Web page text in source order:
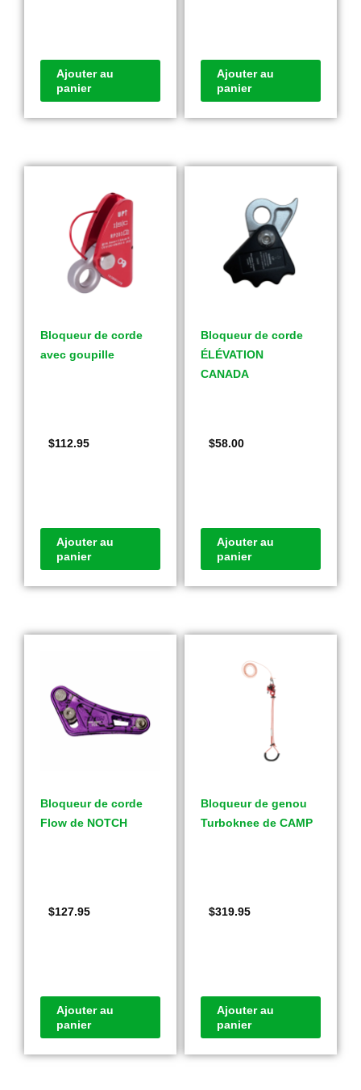
Ajouter au
panier
Ajouter au
panier
Bloqueur de corde
avec goupille
$112.95
Ajouter au
panier
Bloqueur de corde
ÉLÉVATION
CANADA
$58.00
Ajouter au
panier
Bloqueur de corde
Flow de NOTCH
$127.95
Ajouter au
panier
Bloqueur de genou
Turboknee de CAMP
$319.95
Ajouter au
panier